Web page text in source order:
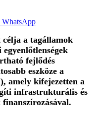
WhatsApp
a tagállamok
fejlődés
eszköze a
amely kifejezetten a
infrastrukturális és